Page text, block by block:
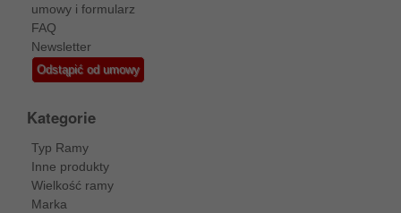
umowy i formularz
FAQ
Newsletter
Odstąpić od umowy
Kategorie
Typ Ramy
Inne produkty
Wielkość ramy
Marka